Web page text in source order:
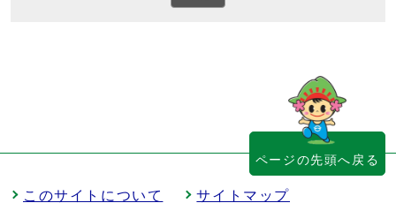
このサイトについて サイトマップ
ページの先頭へ戻る